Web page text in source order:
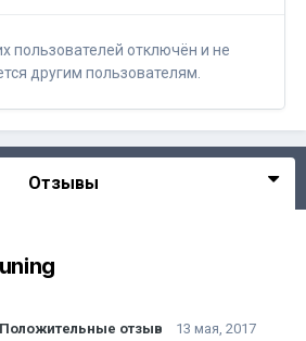
пользователей отключён и не
другим пользователям.
Отзывы
отзыв 13 мая, 2017